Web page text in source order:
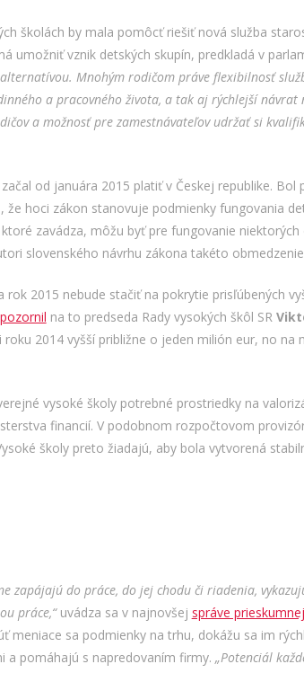
školách by mala pomôcť riešiť nová služba
umožniť vznik detských skupín, predkladá v
Mnohým rodičom práve flexibilnosť
a pracovného života, a tak aj rýchlejší
a možnosť pre zamestnávateľov udržať si
od januára 2015 platiť v Českej republike.
že hoci zákon stanovuje podmienky fungovania
zavádza, môžu byť pre fungovanie
slovenského návrhu zákona takéto
rok 2015 nebude stačiť na pokrytie prisľúbených
na to predseda Rady vysokých škôl SR
2014 vyšší približne o jeden milión eur, no na
vysoké školy potrebné prostriedky na
financií. V podobnom rozpočtovom
školy preto žiadajú, aby bola vytvorená
zapájajú do práce, do jej chodu či riadenia,
práce,“uvádza sa v najnovšej správe
meniace sa podmienky na trhu, dokážu sa im
a pomáhajú s napredovaním firmy. „Potenciál